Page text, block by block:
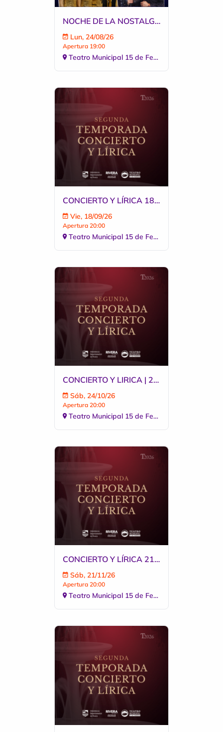
NOCHE DE LA NOSTALGIA TRIBUTO ABBA, ROXETTE
Lun, 24/08/26
Apertura 19:00
Teatro Municipal 15 de Febrero
CONCIERTO Y LÍRICA 18 DE SETIEMBRE 2026
Vie, 18/09/26
Apertura 20:00
Teatro Municipal 15 de Febrero
CONCIERTO Y LIRICA | 24 DE OCTUBRE 2026
Sáb, 24/10/26
Apertura 20:00
Teatro Municipal 15 de Febrero
CONCIERTO Y LÍRICA 21 NOVIEMBRE 2026
Sáb, 21/11/26
Apertura 20:00
Teatro Municipal 15 de Febrero